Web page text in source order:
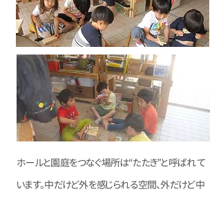
ホールと園庭をつなぐ場所は“たたき”と呼ばれて
います。中だけど外を感じられる空間、外だけど中